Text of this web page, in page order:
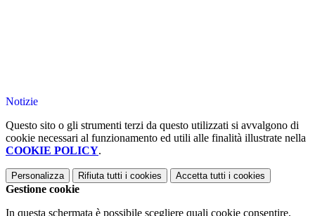
Notizie
Questo sito o gli strumenti terzi da questo utilizzati si avvalgono di
cookie necessari al funzionamento ed utili alle finalità illustrate nella
COOKIE POLICY.
Personalizza Rifiuta tutti i cookies Accetta tutti i cookies
Gestione cookie
In questa schermata è possibile scegliere quali cookie consentire.